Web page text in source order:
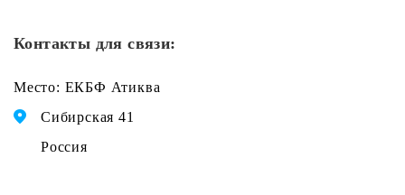
Контакты для связи:
Место: ЕКБФ Атиква
Сибирская 41
Россия